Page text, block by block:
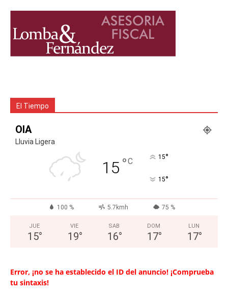
El Tiempo
OIA
Lluvia Ligera
15 °C 15°
15°
100 % 5.7kmh 75 %
JUE
15°
VIE
19°
SAB
16°
DOM
17°
LUN
17°
Error, ¡no se ha establecido el ID del anuncio! ¡Comprueba
tu sintaxis!